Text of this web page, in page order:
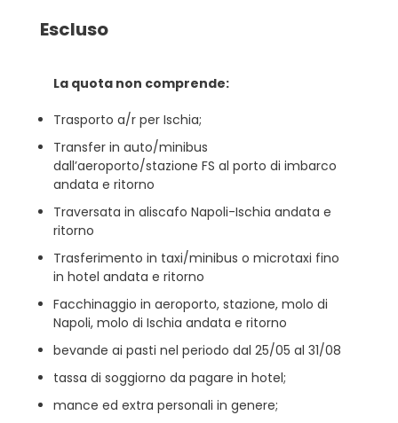
Escluso
La quota non comprende:
Trasporto a/r per Ischia;
Transfer in auto/minibus
dall’aeroporto/stazione FS al porto di imbarco
andata e ritorno
Traversata in aliscafo Napoli-Ischia andata e
ritorno
Trasferimento in taxi/minibus o microtaxi fino
in hotel andata e ritorno
Facchinaggio in aeroporto, stazione, molo di
Napoli, molo di Ischia andata e ritorno
bevande ai pasti nel periodo dal 25/05 al 31/08
tassa di soggiorno da pagare in hotel;
mance ed extra personali in genere;